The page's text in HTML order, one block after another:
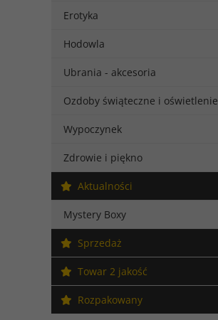
Erotyka
Hodowla
Ubrania - akcesoria
Ozdoby świąteczne i oświetlenie
Wypoczynek
Zdrowie i piękno
Aktualności
Mystery Boxy
Sprzedaż
Towar 2 jakość
Rozpakowany